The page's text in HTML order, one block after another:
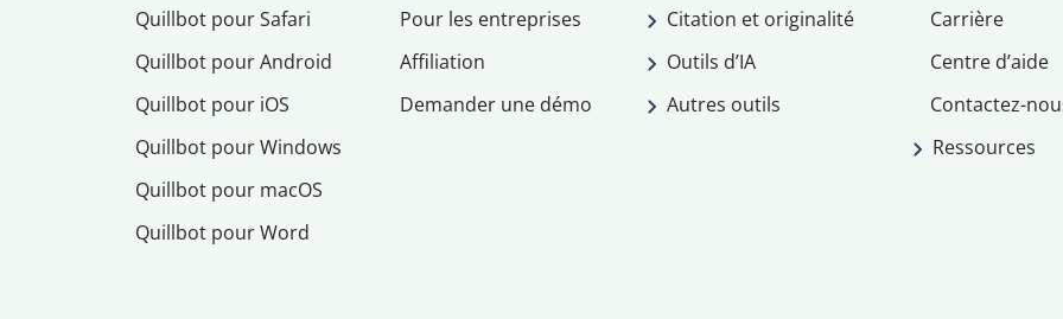
Quillbot pour Safari
Quillbot pour Android
Quillbot pour iOS
Quillbot pour Windows
Quillbot pour macOS
Quillbot pour Word
Pour les entreprises
Affiliation
Demander une démo
Citation et originalité
Outils d’IA
Autres outils
Carrière
Centre d’aide
Contactez-
Ressources